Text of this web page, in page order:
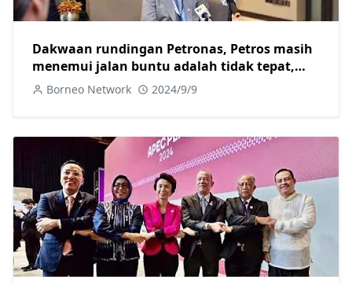
Dakwaan rundingan Petronas, Petros masih
menemui jalan buntu adalah tidak tepat,
tegas Abg Jo
Borneo Network 2024/9/9